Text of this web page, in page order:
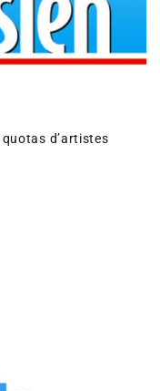
d’artistes